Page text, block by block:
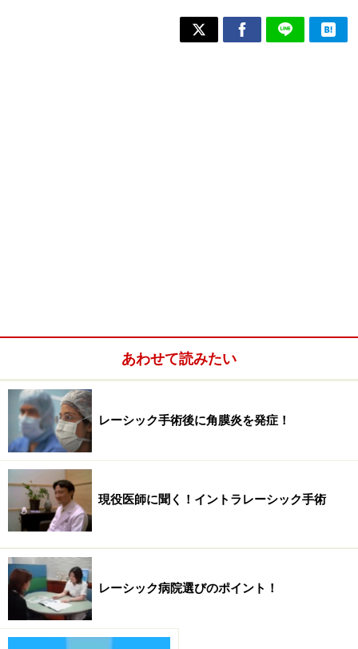
あわせて読みたい
レーシック手術後に角膜炎を発症！
現役医師に聞く！イントラレーシック手術
レーシック病院選びのポイント！